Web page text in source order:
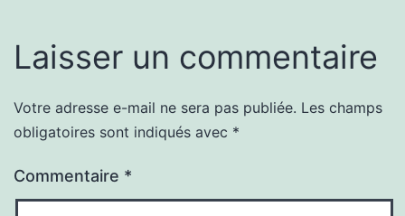
Laisser un commentaire
Votre adresse e-mail ne sera pas publiée. Les champs
obligatoires sont indiqués avec *
Commentaire *